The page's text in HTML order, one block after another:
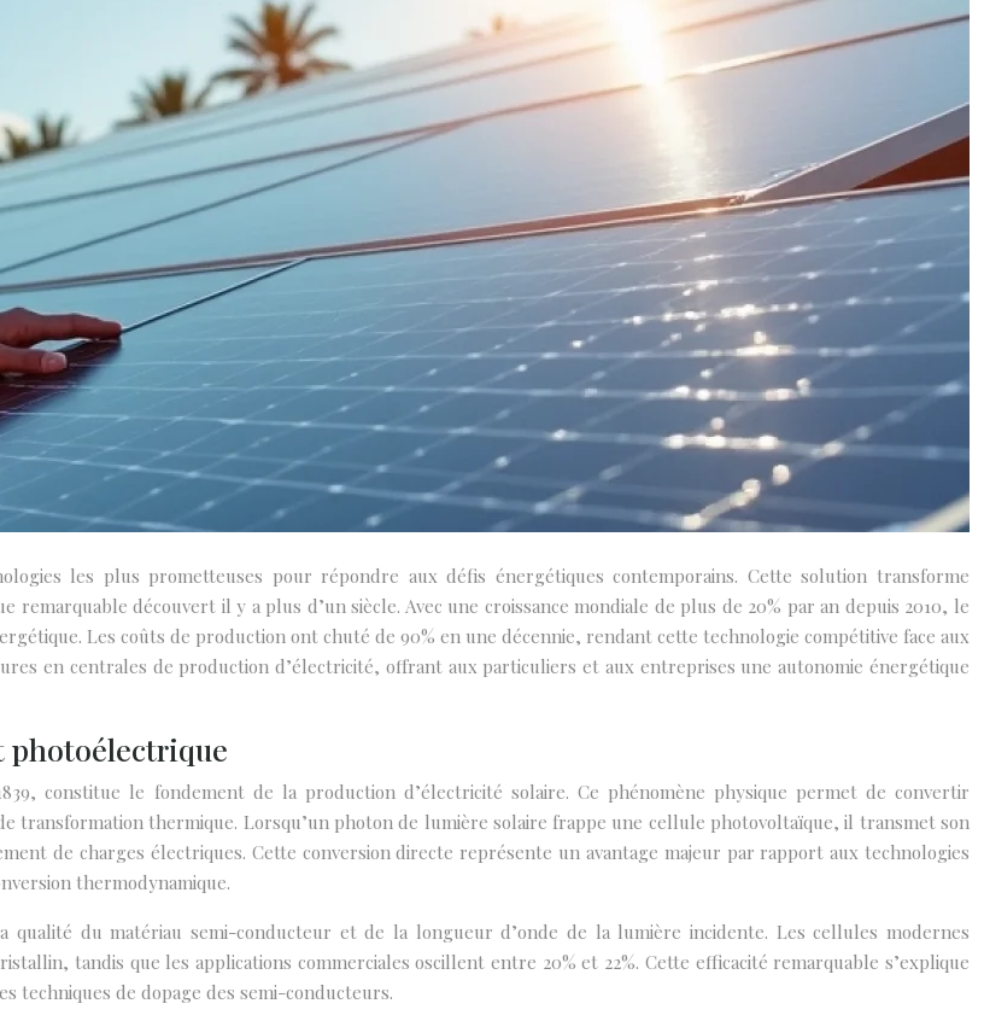
les plus prometteuses pour répondre aux défis énergétiques contemporains. Cette solution transforme
découvert il y a plus d’un siècle. Avec une croissance mondiale de plus de 20% par an depuis 2010, le
Les coûts de production ont chuté de 90% en une décennie, rendant cette technologie compétitive face aux
en centrales de production d’électricité, offrant aux particuliers et aux entreprises une autonomie énergétique
photoélectrique
constitue le fondement de la production d’électricité solaire. Ce phénomène physique permet de convertir
transformation thermique. Lorsqu’un photon de lumière solaire frappe une cellule photovoltaïque, il transmet son
de charges électriques. Cette conversion directe représente un avantage majeur par rapport aux technologies
thermodynamique.
du matériau semi-conducteur et de la longueur d’onde de la lumière incidente. Les cellules modernes
tandis que les applications commerciales oscillent entre 20% et 22%. Cette efficacité remarquable s’explique
techniques de dopage des semi-conducteurs.